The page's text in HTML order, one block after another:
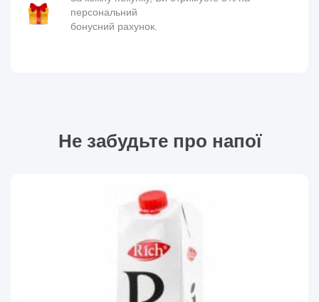
персональний
бонусний рахунок.
Не забудьте про напої